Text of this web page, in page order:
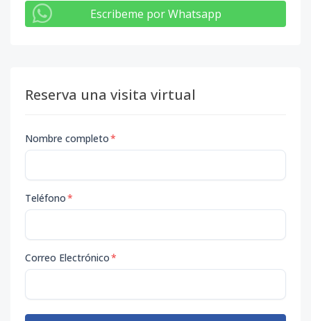
Escribeme por Whatsapp
Reserva una visita virtual
Nombre completo*
Teléfono*
Correo Electrónico*